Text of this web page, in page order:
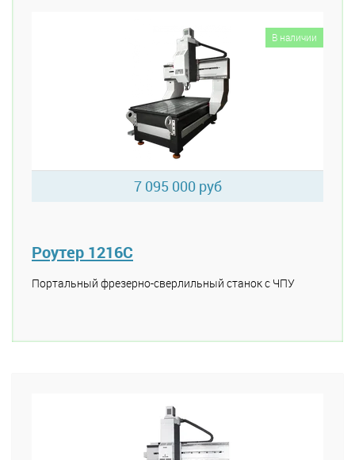
В наличии
7 095 000 руб
Роутер 1216C
Портальный фрезерно-сверлильный станок с ЧПУ